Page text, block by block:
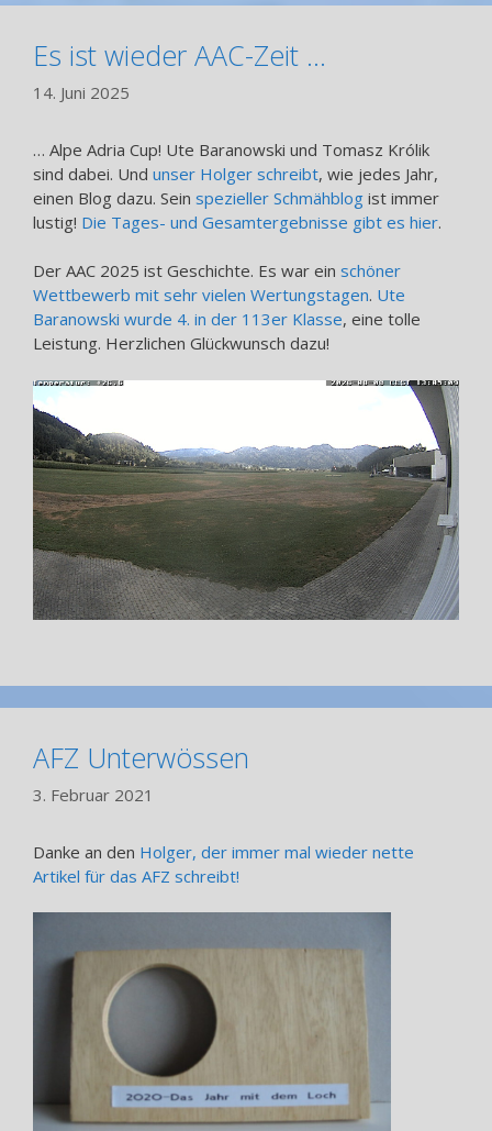
Es ist wieder AAC-Zeit …
14. Juni 2025
… Alpe Adria Cup! Ute Baranowski und Tomasz Królik
sind dabei. Und unser Holger schreibt, wie jedes Jahr,
einen Blog dazu. Sein spezieller Schmähblog ist immer
lustig! Die Tages- und Gesamtergebnisse gibt es hier.
Der AAC 2025 ist Geschichte. Es war ein schöner
Wettbewerb mit sehr vielen Wertungstagen. Ute
Baranowski wurde 4. in der 113er Klasse, eine tolle
Leistung. Herzlichen Glückwunsch dazu!
AFZ Unterwössen
3. Februar 2021
Danke an den Holger, der immer mal wieder nette
Artikel für das AFZ schreibt!